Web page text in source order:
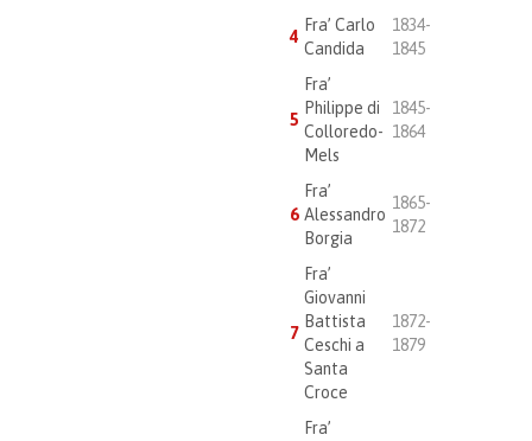
4
Fra’ Carlo
Candida
1834-
1845
5
Fra’
Philippe di
Colloredo-
Mels
1845-
1864
6
Fra’
Alessandro
Borgia
1865-
1872
7
Fra’
Giovanni
Battista
Ceschi a
Santa
Croce
1872-
1879
Fra’